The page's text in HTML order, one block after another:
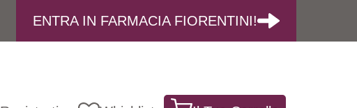
ENTRA IN FARMACIA FIORENTINI!